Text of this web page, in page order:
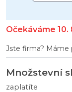
Očekáváme 10.
Jste firma? Máme
Množstevní
zaplatíte